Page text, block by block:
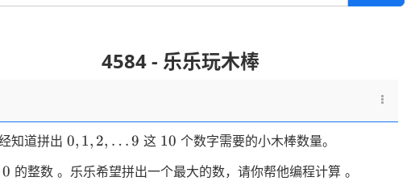
4584 - 乐乐玩木棒
知道拼出 0,1,2,
0, 1, 2, …9 这 10
10 个数字需要的小木棒数量。
0
0 的整数 。乐乐希望拼出⼀个最大的数，请你帮他编程计算 。